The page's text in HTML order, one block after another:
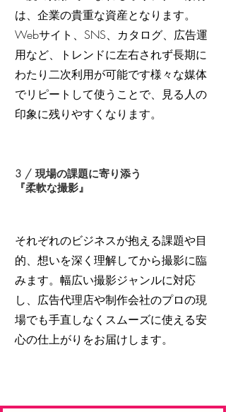
は、企業の貴重な資産となります。
Webサイト、SNS、カタログ、広告運
用など、トレンドに左右されず長期に
わたり二次利用が可能です様々な媒体
でリピートして使うことで、見る人の
印象に残りやすくなります。
3 / 現場の課題に寄り添う
『柔軟な撮影』
それぞれのビジネスが抱える課題や目
的、想いを深く理解してから撮影に臨
みます。幅広い撮影ジャンルに対応
し、広告代理店や制作会社のプロの現
場でも手直しなくスムーズに使える安
心の仕上がりをお届けします。